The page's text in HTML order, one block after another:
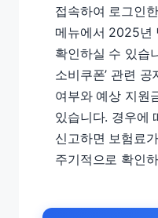
접속하여 로그인
메뉴에서 2025년
확인하실 수 있습
소비쿠폰’ 관련
여부와 예상 지원
있습니다. 경우에
신고하면 보험료
주기적으로 확인